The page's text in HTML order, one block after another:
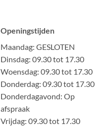
Openingstijden
Maandag: GESLOTEN
Dinsdag: 09.30 tot 17.30
Woensdag: 09.30 tot 17.30
Donderdag: 09.30 tot 17.30
Donderdagavond: Op
afspraak
Vrijdag: 09.30 tot 17.30